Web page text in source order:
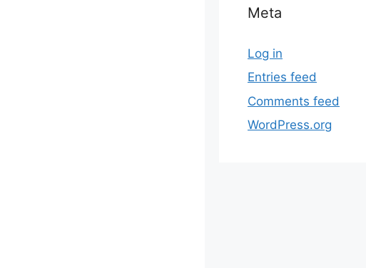
Meta
Log in
Entries feed
Comments feed
WordPress.org